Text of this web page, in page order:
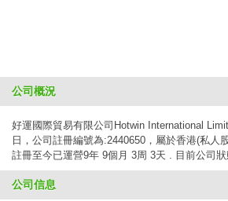
公司概況
好運國際貿易有限公司Hotwin International
日，公司註冊編號為:2440650，屬於香港(私人
註冊至今已運營9年 9個月 3周 3天 . 目前公司狀
公司信息